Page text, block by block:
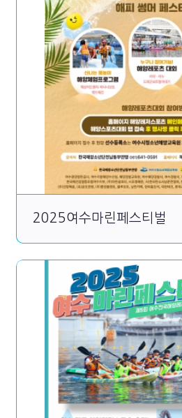
2025여수마린페스티벌